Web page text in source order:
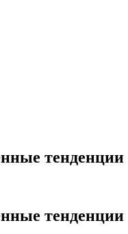
тенденции
тенденции